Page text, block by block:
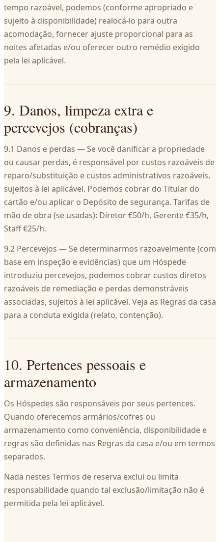
tempo razoável, podemos (conforme apropriado e
sujeito à disponibilidade) realocá-lo para outra
acomodação, fornecer ajuste proporcional para as
noites afetadas e/ou oferecer outro remédio exigido
pela lei aplicável.
9. Danos, limpeza extra e
percevejos (cobranças)
9.1 Danos e perdas — Se você danificar a propriedade
ou causar perdas, é responsável por custos razoáveis de
reparo/substituição e custos administrativos razoáveis,
sujeitos à lei aplicável. Podemos cobrar do Titular do
cartão e/ou aplicar o Depósito de segurança. Tarifas de
mão de obra (se usadas): Diretor €50/h, Gerente €35/h,
Staff €25/h.
9.2 Percevejos — Se determinarmos razoavelmente (com
base em inspeção e evidências) que um Hóspede
introduziu percevejos, podemos cobrar custos diretos
razoáveis de remediação e perdas demonstráveis
associadas, sujeitos à lei aplicável. Veja as Regras da casa
para a conduta exigida (relato, contenção).
10. Pertences pessoais e
armazenamento
Os Hóspedes são responsáveis por seus pertences.
Quando oferecemos armários/cofres ou
armazenamento como conveniência, disponibilidade e
regras são definidas nas Regras da casa e/ou em termos
separados.
Nada nestes Termos de reserva exclui ou limita
responsabilidade quando tal exclusão/limitação não é
permitida pela lei aplicável.